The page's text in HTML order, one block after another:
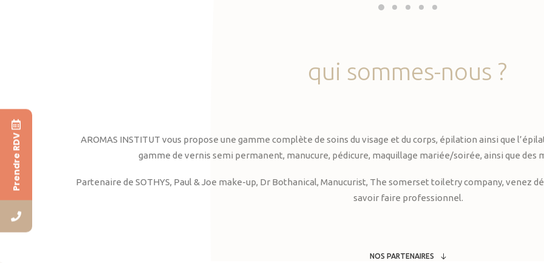
qui sommes-nous ?
AROMAS INSTITUT vous propose une gamme complète de soins du visage et du corps, épilation ainsi que
gamme de vernis semi permanent, manucure, pédicure, maquillage mariée/soirée, ainsi que des
Partenaire de SOTHYS, Paul & Joe make-up, Dr Bothanical, Manucurist, The somerset toiletry company, venez
savoir faire professionnel.
NOS PARTENAIRES
Prendre RDV